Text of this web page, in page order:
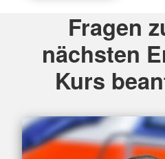
Fragen
nächsten
Kurs